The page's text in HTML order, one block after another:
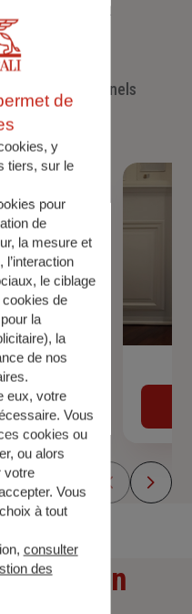
ceux de demain.
les professionnels
de
y
tiers, sur le
pour
de
la mesure et
l’interaction
le ciblage
cookies de
la
), la
de nos
eux, votre
Vous
cookies ou
ou alors
votre
Vous
à tout
consulter
des